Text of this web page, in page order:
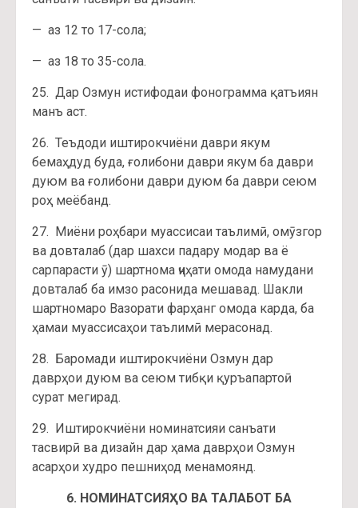
— аз 12 то 17-сола;
— аз 18 то 35-сола.
25. Дар Озмун истифодаи фонограмма қатъиян
манъ аст.
26. Теъдоди иштирокчиёни даври якум
бемаҳдуд буда, ғолибони даври якум ба даври
дуюм ва ғолибони даври дуюм ба даври сеюм
роҳ меёбанд.
27. Миёни роҳбари муассисаи таълимӣ, омӯзгор
ва довталаб (дар шахси падару модар ва ё
сарпарасти ӯ) шартнома ҷиҳати омода намудани
довталаб ба имзо расонида мешавад. Шакли
шартномаро Вазорати фарҳанг омода карда, ба
ҳамаи муассисаҳои таълимӣ мерасонад.
28. Баромади иштирокчиёни Озмун дар
даврҳои дуюм ва сеюм тибқи қуръапартоӣ
сурат мегирад.
29. Иштирокчиёни номинатсияи санъати
тасвирӣ ва дизайн дар ҳама даврҳои Озмун
асарҳои худро пешниҳод менамоянд.
6. НОМИНАТСИЯҲО ВА ТАЛАБОТ БА